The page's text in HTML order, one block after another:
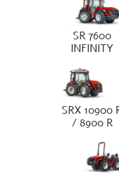
SR 7600
INFINITY
SRX 10900
/ 8900 R